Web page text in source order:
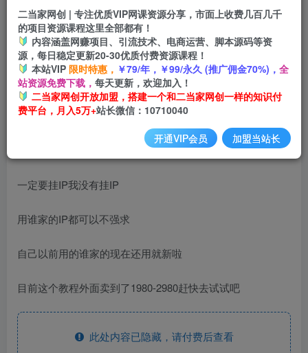
百度极速版百分之百破5版本随便挂外面割到1980【揭秘】
一定要挂IP我没有挂IP
用谁家的IP都可以不强求
自己以前用的谁家的现在还用就新啦
目前这个教程外面卖到了1980-2980赶快去试试吧
此处内容已隐藏，请付费后查看
二当家网创 | 专注优质VIP网课资源分享，市面上收费几百几千
的项目资源课程这里全部都有！
内容涵盖网赚项目、引流技术、电商运营、脚本源码等资
源，每日稳定更新20-30优质付费资源课程！
本站VIP 限时特惠， ￥79/年，￥99/永久 (推广佣金70%)， 全
站资源免费下载， 每天更新，欢迎加入！
二当家网创开放加盟，搭建一个和二当家网创一样的知识付
费平台，月入5万+站长微信：10710040
开通VIP会员 加盟当站长